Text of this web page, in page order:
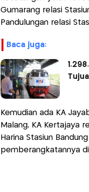
Gumarang relasi
Pandulungan relasi
baca juga:
Kemudian ada KA
Malang, KA Kertajaya
Harina Stasiun
pemberangkatannya